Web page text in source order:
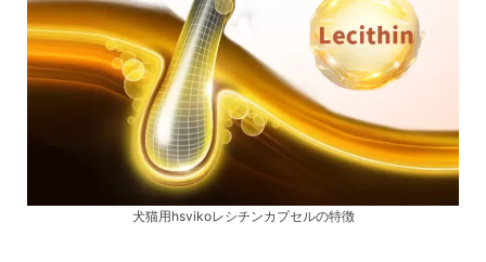
犬猫用hsvikoレシチンカプセルの特徴